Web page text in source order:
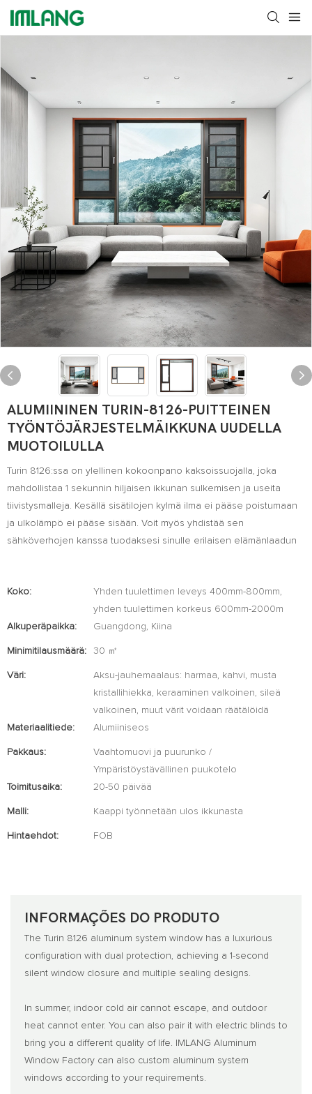
ALUMIININEN TURIN-8126-PUITTEINEN
TYÖNTÖJÄRJESTELMÄIKKUNA UUDELLA
MUOTOILULLA
Turin 8126:ssa on ylellinen kokoonpano kaksoissuojalla, joka
mahdollistaa 1 sekunnin hiljaisen ikkunan sulkemisen ja useita
tiivistysmalleja. Kesällä sisätilojen kylmä ilma ei pääse poistumaan
ja ulkolämpö ei pääse sisään. Voit myös yhdistää sen
sähköverhojen kanssa tuodaksesi sinulle erilaisen elämänlaadun
Koko:
Yhden tuulettimen leveys 400mm-800mm,
yhden tuulettimen korkeus 600mm-2000m
Alkuperäpaikka:
Guangdong, Kiina
Minimitilausmäärä: 30 ㎡
Väri:
Aksu-jauhemaalaus: harmaa, kahvi, musta
kristallihiekka, keraaminen valkoinen, sileä
valkoinen, muut värit voidaan räätälöidä
Materiaalitiede:
Alumiiniseos
Pakkaus:
Vaahtomuovi ja puurunko /
Ympäristöystävällinen puukotelo
Toimitusaika:
20-50 päivää
Malli: Kaappi työnnetään ulos ikkunasta
Hintaehdot: FOB
INFORMAÇÕES DO PRODUTO
The Turin 8126 aluminum system window has a luxurious
configuration with dual protection, achieving a 1-second
silent window closure and multiple sealing designs.
In summer, indoor cold air cannot escape, and outdoor
heat cannot enter. You can also pair it with electric blinds to
bring you a different quality of life. IMLANG Aluminum
Window Factory can also custom aluminum system
windows according to your requirements.